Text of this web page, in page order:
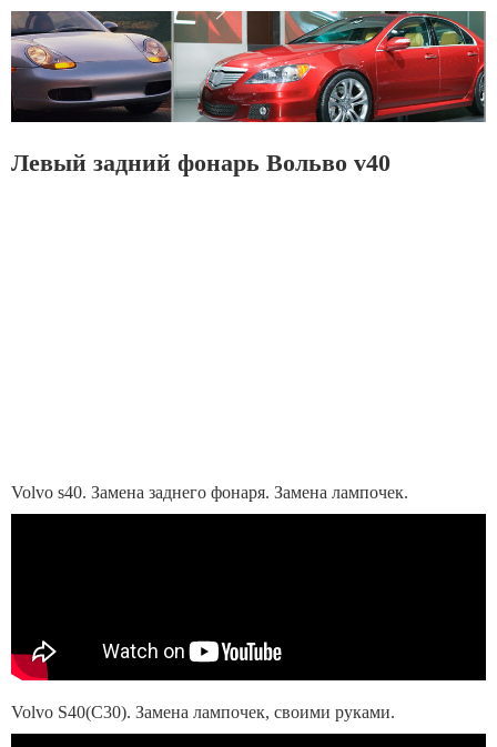
Левый задний фонарь Вольво v40
Volvo s40. Замена заднего фонаря. Замена лампочек.
Volvo S40(C30). Замена лампочек, своими руками.